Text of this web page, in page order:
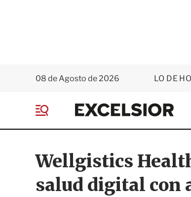
08 de Agosto de 2026 LO DE
E
x
e
s
o
r
e
Wellgistics
salud digital con